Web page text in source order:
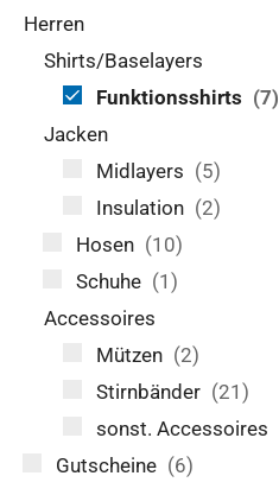
Herren
Shirts/Baselayers
Funktionsshirts (7)
Jacken
Midlayers (5)
Insulation (2)
Hosen (10)
Schuhe (1)
Accessoires
Mützen (2)
Stirnbänder (21)
sonst. Accessoires
Gutscheine (6)